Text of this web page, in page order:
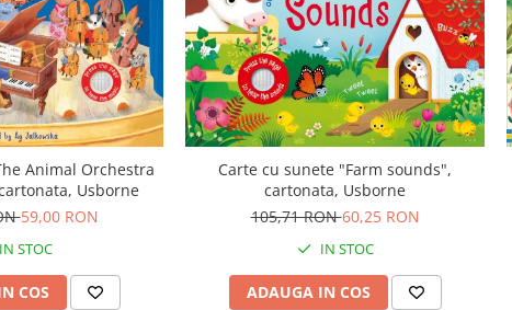
Animal Orchestra
Usborne
59,00 RON
IN STOC
COS
Carte cu sunete "Farm sounds",
cartonata, Usborne
105,71 RON60,25 RON
IN STOC
ADAUGA IN COS